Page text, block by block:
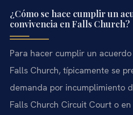
¿Cómo se hace cumplir un
convivencia en Falls Church?
Para hacer cumplir un
Falls Church, típicamente se
demanda por incumplimiento
Falls Church Circuit Court o